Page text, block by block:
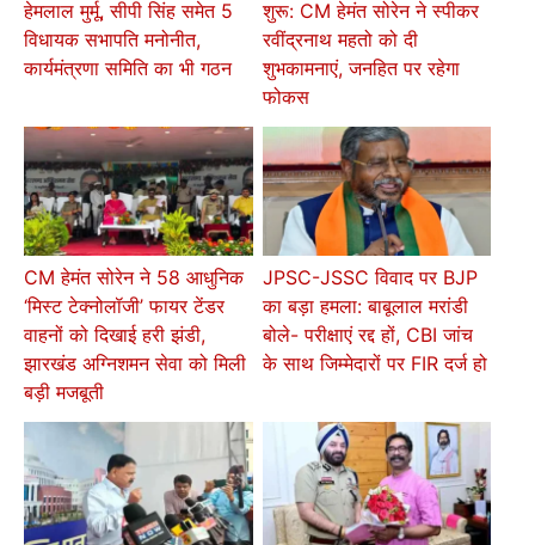
हेमलाल मुर्मू, सीपी सिंह समेत 5
विधायक सभापति मनोनीत,
कार्यमंत्रणा समिति का भी गठन
शुरू: CM हेमंत सोरेन ने स्पीकर
रवींद्रनाथ महतो को दी
शुभकामनाएं, जनहित पर रहेगा
फोकस
CM हेमंत सोरेन ने 58 आधुनिक
‘मिस्ट टेक्नोलॉजी’ फायर टेंडर
वाहनों को दिखाई हरी झंडी,
झारखंड अग्निशमन सेवा को मिली
बड़ी मजबूती
JPSC-JSSC विवाद पर BJP
का बड़ा हमला: बाबूलाल मरांडी
बोले- परीक्षाएं रद्द हों, CBI जांच
के साथ जिम्मेदारों पर FIR दर्ज हो